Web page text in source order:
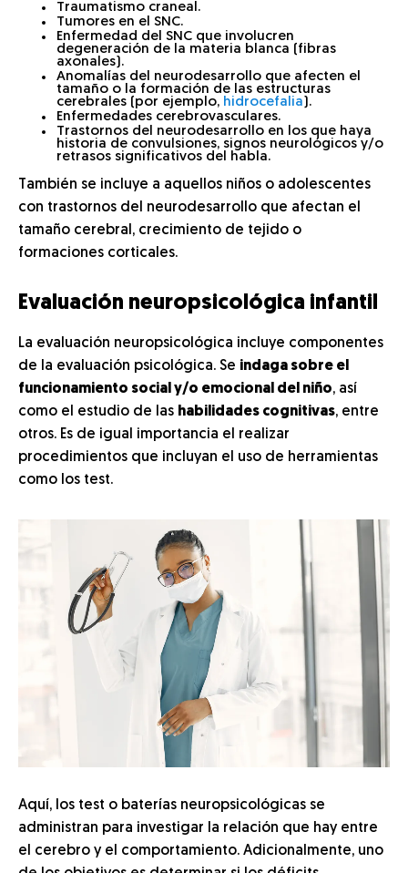
Traumatismo craneal.
Tumores en el SNC.
Enfermedad del SNC que involucren
degeneración de la materia blanca (fibras
axonales).
Anomalías del neurodesarrollo que afecten el
tamaño o la formación de las estructuras
cerebrales (por ejemplo, hidrocefalia ).
Enfermedades cerebrovasculares.
Trastornos del neurodesarrollo en los que haya
historia de convulsiones, signos neurológicos y/o
retrasos significativos del habla.
También se incluye a aquellos niños o adolescentes
con trastornos del neurodesarrollo que afectan el
tamaño cerebral, crecimiento de tejido o
formaciones corticales.
Evaluación neuropsicológica infantil
La evaluación neuropsicológica incluye componentes
de la evaluación psicológica. Se indaga sobre el
funcionamiento social y/o emocional del niño, así
como el estudio de las habilidades cognitivas, entre
otros. Es de igual importancia el realizar
procedimientos que incluyan el uso de herramientas
como los test.
Aquí, los test o baterías neuropsicológicas se
administran para investigar la relación que hay entre
el cerebro y el comportamiento. Adicionalmente, uno